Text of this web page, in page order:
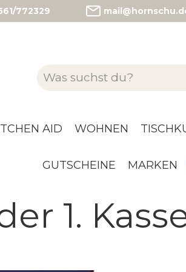
772329
AID WOHNEN
GUTSCHEINE MARKEN
1.